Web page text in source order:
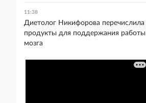
11:38
Диетолог Никифорова перечислила
продукты для поддержания работы
мозга